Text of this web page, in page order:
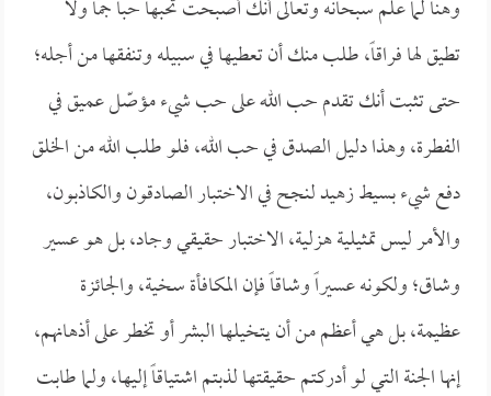
وهنا لما علم سبحانه وتعالى أنك أصبحت تحبها حباً جمّاً ولا
تطيق لها فراقاً، طلب منك أن تعطيها في سبيله وتنفقها من أجله؛
حتى تثبت أنك تقدم حب الله على حب شيء مؤصّل عميق في
الفطرة، وهذا دليل الصدق في حب الله، فلو طلب الله من الخلق
دفع شيء بسيط زهيد لنجح في الاختبار الصادقون والكاذبون،
والأمر ليس تمثيلية هزلية، الاختبار حقيقي وجاد، بل هو عسير
وشاق؛ ولكونه عسيراً وشاقاً فإن المكافأة سخية، والجائزة
عظيمة، بل هي أعظم من أن يتخيلها البشر أو تخطر على أذهانهم،
إنها الجنة التي لو أدركتم حقيقتها لذبتم اشتياقاً إليها، ولما طابت